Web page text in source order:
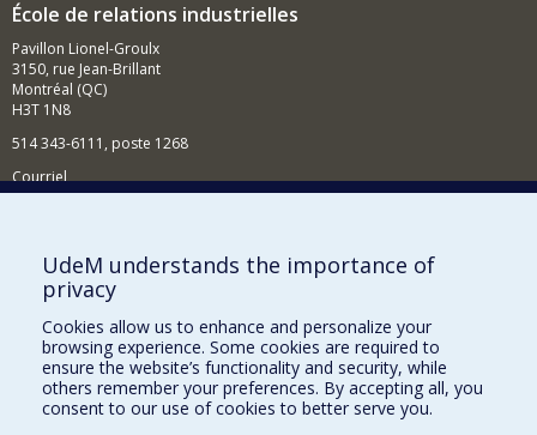
École de relations industrielles
Pavillon Lionel-Groulx
3150, rue Jean-Brillant
Montréal (QC)
H3T 1N8
514 343-6111, poste 1268
Courriel
Comment soutenir l'École?
BESOIN D'AIDE?
Plan du site
Signaler une erreur
Accessibilité
UdeM understands the importance of
privacy
Cookies allow us to enhance and personalize your
browsing experience. Some cookies are required to
ensure the website’s functionality and security, while
others remember your preferences. By accepting all, you
consent to our use of cookies to better serve you.